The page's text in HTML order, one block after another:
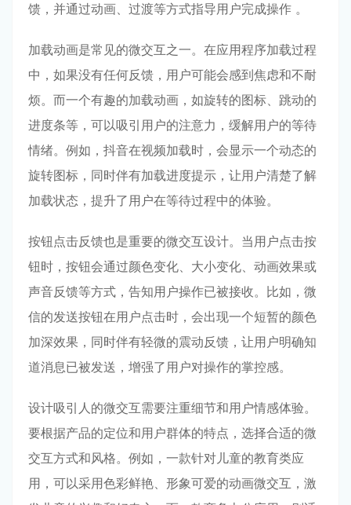
馈，并通过动画、过渡等方式指导用户完成操作 。
加载动画是常见的微交互之一。在应用程序加载过程
中，如果没有任何反馈，用户可能会感到焦虑和不耐
烦。而一个有趣的加载动画，如旋转的图标、跳动的
进度条等，可以吸引用户的注意力，缓解用户的等待
情绪。例如，抖音在视频加载时，会显示一个动态的
旋转图标，同时伴有加载进度提示，让用户清楚了解
加载状态，提升了用户在等待过程中的体验。
按钮点击反馈也是重要的微交互设计。当用户点击按
钮时，按钮会通过颜色变化、大小变化、动画效果或
声音反馈等方式，告知用户操作已被接收。比如，微
信的发送按钮在用户点击时，会出现一个短暂的颜色
加深效果，同时伴有轻微的震动反馈，让用户明确知
道消息已被发送，增强了用户对操作的掌控感。
设计吸引人的微交互需要注重细节和用户情感体验。
要根据产品的定位和用户群体的特点，选择合适的微
交互方式和风格。例如，一款针对儿童的教育类应
用，可以采用色彩鲜艳、形象可爱的动画微交互，激